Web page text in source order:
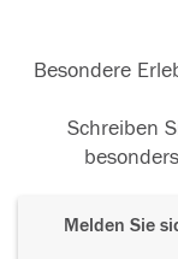
Besondere
Schreiben
Melden Sie